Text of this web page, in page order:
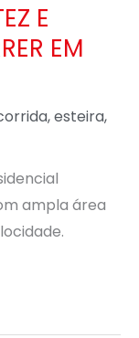
E
EM
,esteira,
ampla área